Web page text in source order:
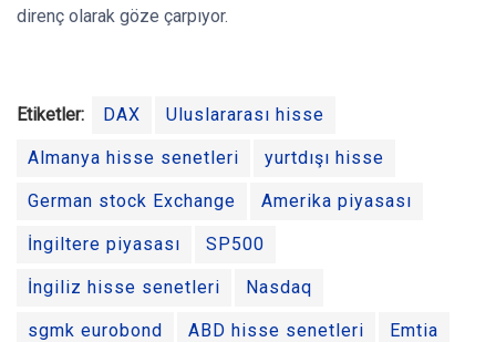
direnç olarak göze çarpıyor.
Etiketler: DAX Uluslararası hisse
Almanya hisse senetleri yurtdışı hisse
German stock Exchange Amerika piyasası
İngiltere piyasası SP500
İngiliz hisse senetleri Nasdaq
sgmk eurobond ABD hisse senetleri Emtia